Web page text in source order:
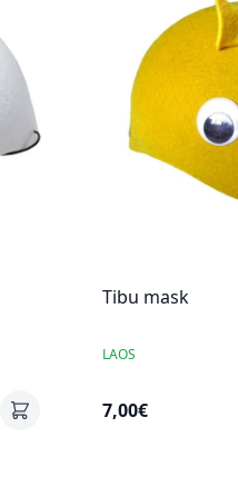
Tibu mask
LAOS
7,00€